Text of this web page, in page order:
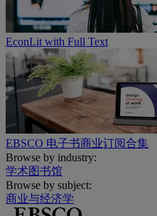
EconLit with Full Text
EBSCO 电子书商业订阅合集
Browse by industry:
学术图书馆
Browse by subject:
商业与经济学